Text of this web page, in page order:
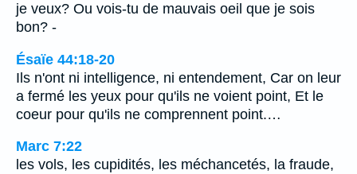
je veux? Ou vois-tu de mauvais oeil que je sois
bon? -
Ésaïe 44:18-20
Ils n'ont ni intelligence, ni entendement, Car on leur
a fermé les yeux pour qu'ils ne voient point, Et le
coeur pour qu'ils ne comprennent point.…
Marc 7:22
les vols, les cupidités, les méchancetés, la fraude,